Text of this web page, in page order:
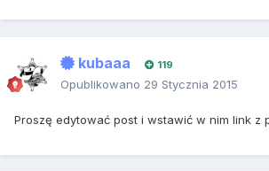
kubaaa 119
Opublikowano 29 Stycznia 2015
Proszę edytować post i wstawić w nim link z